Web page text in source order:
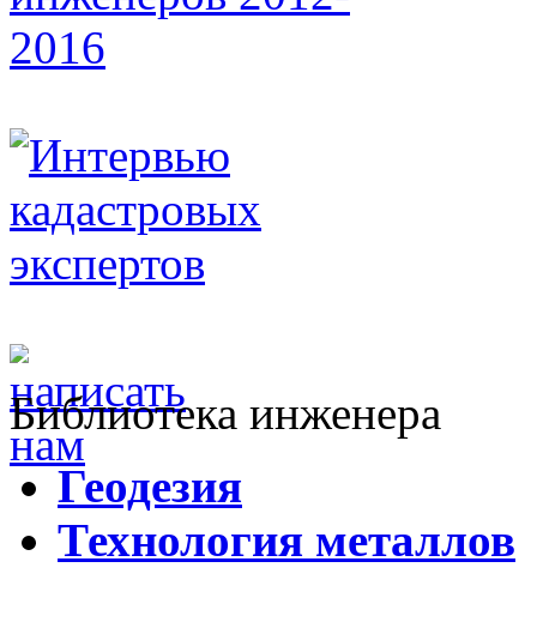
Библиотека инженера
Геодезия
Технология металлов